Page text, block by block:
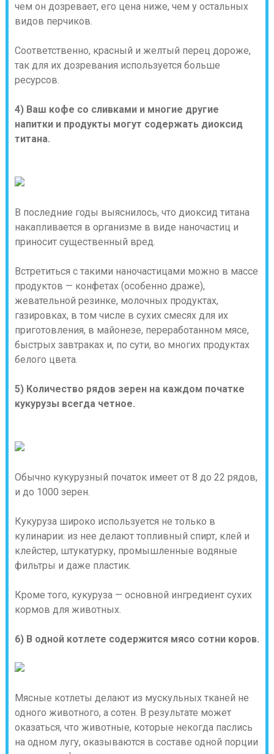
чем он дозревает, его цена ниже, чем у остальных
видов перчиков.
Соответственно, красный и желтый перец дороже,
так для их дозревания используется больше
ресурсов.
4) Ваш кофе со сливками и многие другие
напитки и продукты могут содержать диоксид
титана.
В последние годы выяснилось, что диоксид титана
накапливается в организме в виде наночастиц и
приносит существенный вред.
Встретиться с такими наночастицами можно в массе
продуктов — конфетах (особенно драже),
жевательной резинке, молочных продуктах,
газировках, в том числе в сухих смесях для их
приготовления, в майонезе, переработанном мясе,
быстрых завтраках и, по сути, во многих продуктах
белого цвета.
5) Количество рядов зерен на каждом початке
кукурузы всегда четное.
Обычно кукурузный початок имеет от 8 до 22 рядов,
и до 1000 зерен.
Кукуруза широко используется не только в
кулинарии: из нее делают топливный спирт, клей и
клейстер, штукатурку, промышленные водяные
фильтры и даже пластик.
Кроме того, кукуруза — основной ингредиент сухих
кормов для животных.
6) В одной котлете содержится мясо сотни коров.
Мясные котлеты делают из мускульных тканей не
одного животного, а сотен. В результате может
оказаться, что животные, которые некогда паслись
на одном лугу, оказываются в составе одной порции